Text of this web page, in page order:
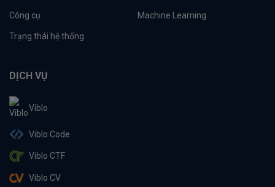
Công cụ Machine Learning
Trạng thái hệ thống
DỊCH VỤ
Viblo
Viblo Code
Viblo CTF
Viblo CV